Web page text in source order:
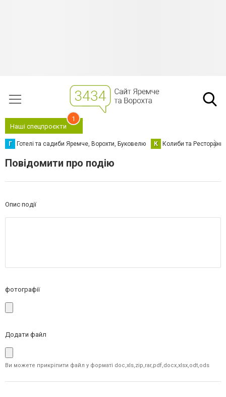
Наші спецпроєкти
1
Г Готелі та садиби Яремче, Ворохти, Буковелю К Колиби та Ресторани
Повідомити про подію
Опис події
фотографії
Додати файл
Ви можете прикріпити файл у форматі doc,xls,zip,rar,pdf,docx,xlsx,odt,ods